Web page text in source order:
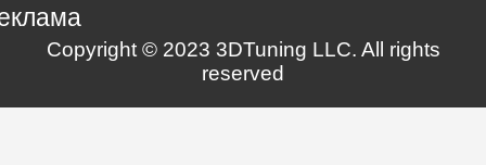
Copyright © 2023 3DTuning LLC. All rights
reserved